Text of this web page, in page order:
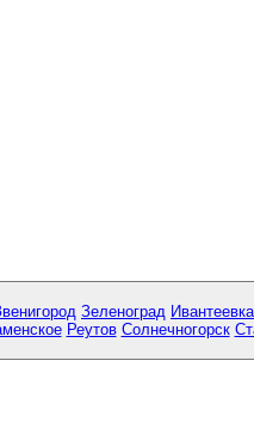
Зеленоград Ивантеевка
Реутов Солнечногорск